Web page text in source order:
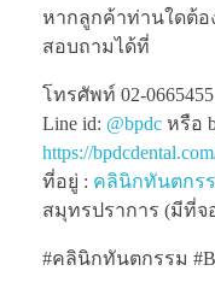
หากลูกค้าท่านใดต้
สอบถามได้ที่
โทรศัพท์ 02-0665455
Line id: @bpdc หรือ
https://
ที่อยู่ : คลินิกทันตกร
สมุทรปราการ (มีที่จ
#คลินิกทันตกรรม